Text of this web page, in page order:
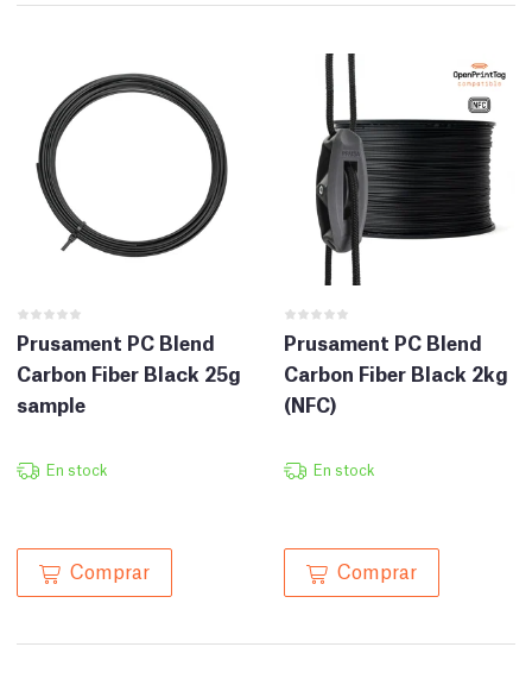
Prusament PC Blend
Carbon Fiber Black 25g
sample
En stock
Comprar
Prusament PC Blend
Carbon Fiber Black 2kg
(NFC)
En stock
Comprar